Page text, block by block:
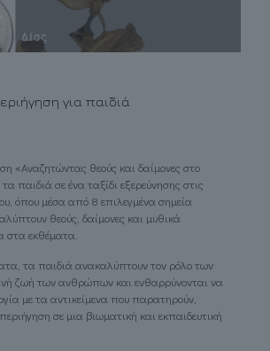
για παιδιά
«Αναζητώντας θεούς και δαίμονες στο
παιδιά σε ένα ταξίδι εξερεύνησης στις
όπου μέσα από 8 επιλεγμένα σημεία
θεούς, δαίμονες και μυθικά
εκθέματα.
τα παιδιά ανακαλύπτουν τον ρόλο των
ζωή των ανθρώπων και ενθαρρύνονται να
με τα αντικείμενα που παρατηρούν,
σε μια βιωματική και εκπαιδευτική